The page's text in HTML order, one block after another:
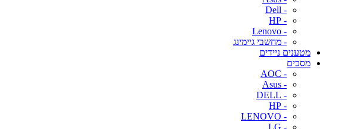
- Dell
- HP
- Lenovo
- מחשבי גיימינג
מטענים ניידים
מסכים
- AOC
- Asus
- DELL
- HP
- LENOVO
- LG